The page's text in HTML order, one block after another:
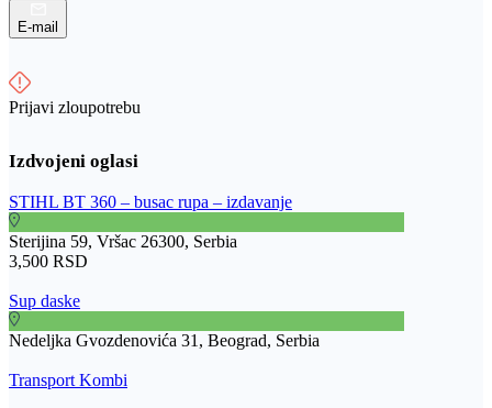
E-mail
Prijavi zloupotrebu
STIHL BT 360 – busac rupa – izdavanje
Sterijina 59, Vršac 26300, Serbia
3,500 RSD
Sup daske
Nedeljka Gvozdenovića 31, Beograd, Serbia
Transport Kombi